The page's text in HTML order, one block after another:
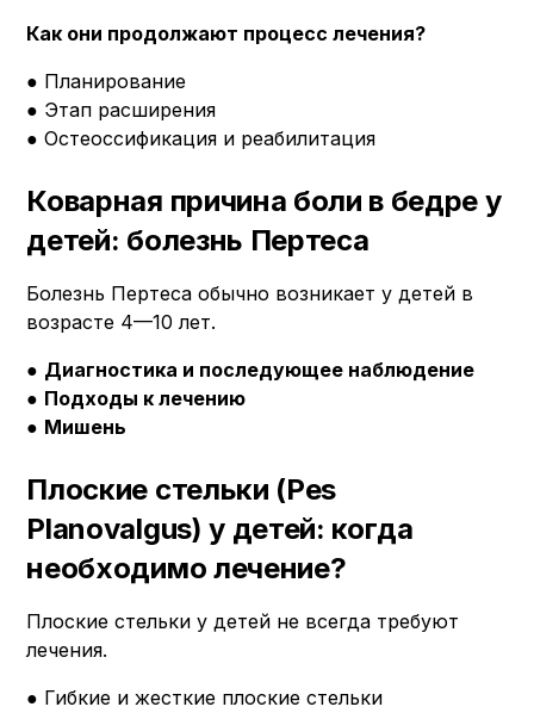
Как они продолжают процесс лечения?
● Планирование
● Этап расширения
● Остеоссификация и реабилитация
Коварная причина боли в бедре у
детей: болезнь Пертеса
Болезнь Пертеса обычно возникает у детей в
возрасте 4—10 лет.
● Диагностика и последующее наблюдение
● Подходы к лечению
● Мишень
Плоские стельки (Pes
Planovalgus) у детей: когда
необходимо лечение?
Плоские стельки у детей не всегда требуют
лечения.
● Гибкие и жесткие плоские стельки